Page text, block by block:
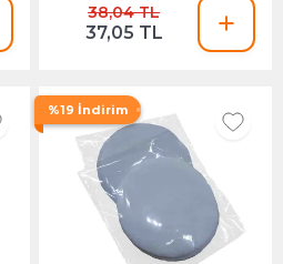
38,04 TL
37,05 TL
%19 İndirim